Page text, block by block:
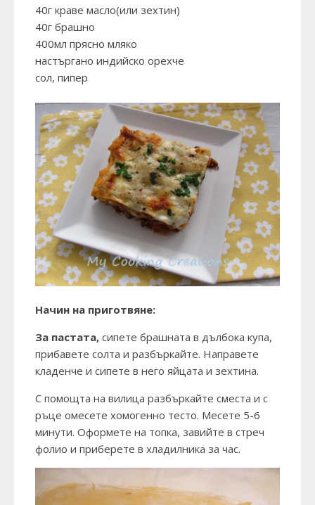
40г краве масло(или зехтин)
40г брашно
400мл прясно мляко
настъргано индийско орехче
сол, пипер
Начин на приготвяне:
За пастата, сипете брашната в дълбока купа,
прибавете солта и разбъркайте. Направете
кладенче и сипете в него яйцата и зехтина.
С помощта на вилица разбъркайте сместа и с
ръце омесете хомогенно тесто. Месете 5-6
минути. Оформете на топка, завийте в стреч
фолио и приберете в хладилника за час.